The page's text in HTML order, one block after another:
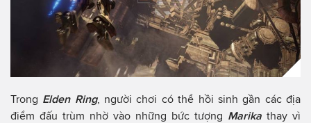
Trong Elden Ring, người chơi có thể hồi sinh gần các địa
điểm đấu trùm nhờ vào những bức tượng Marika thay vì